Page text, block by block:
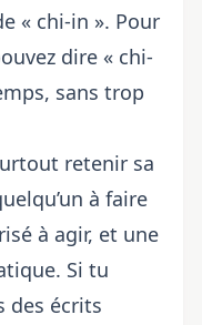
« chi-in ». Pour
dire « chi-
sans trop
retenir sa
à faire
à agir, et une
Si tu
des écrits